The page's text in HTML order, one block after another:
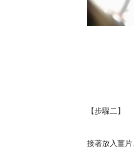
【步驟二】
接著放入薑